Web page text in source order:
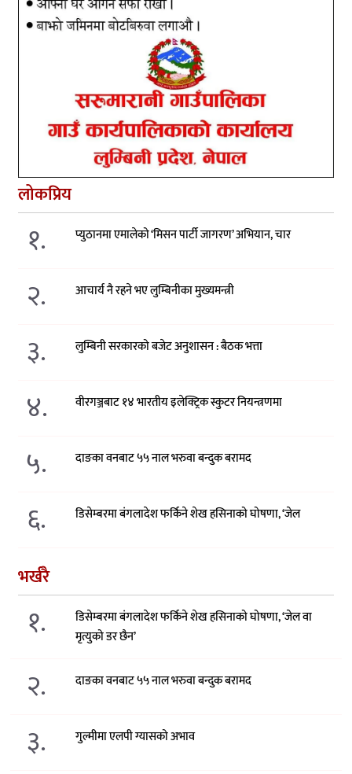
लोकप्रिय
१. प्युठानमा एमालेको ‘मिसन पार्टी जागरण’ अभियान, चार
२. आचार्य नै रहने भए लुम्बिनीका मुख्यमन्त्री
३. लुम्बिनी सरकारको बजेट अनुशासन : बैठक भत्ता
४. वीरगञ्जबाट १४ भारतीय इलेक्ट्रिक स्कुटर नियन्त्रणमा
५. दाङका वनबाट ५५ नाल भरुवा बन्दुक बरामद
६. डिसेम्बरमा बंगलादेश फर्किने शेख हसिनाको घोषणा, ‘जेल
भर्खरै
१.
डिसेम्बरमा बंगलादेश फर्किने शेख हसिनाको घोषणा, ‘जेल वा
मृत्युको डर छैन’
२. दाङका वनबाट ५५ नाल भरुवा बन्दुक बरामद
३. गुल्मीमा एलपी ग्यासको अभाव